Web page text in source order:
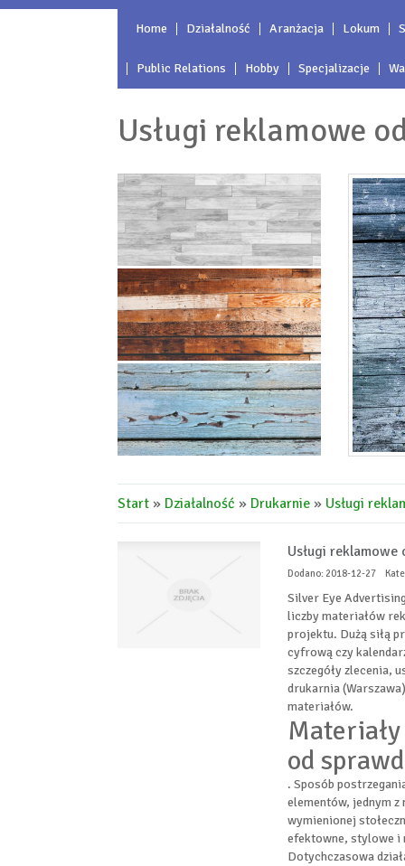
Home Działalność Aranżacja Lokum
Public Relations Hobby Specjalizacje
Usługi reklamowe
Start » Działalność » Drukarnie » Usługi
Usługi
Dodano: 2018-12-27
Silver Eye
liczby materiałów
projektu. Dużą siłą
cyfrową czy
szczegóły zlecenia,
drukarnia
materiałów.
od
. Sposób
elementów, jednym
wymienionej
efektowne, stylowe i
Dotychczasowa